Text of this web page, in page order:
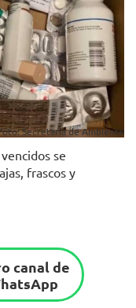
Secretaría de Ambiente
se
frascos y
canal de